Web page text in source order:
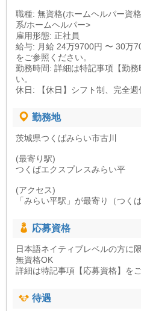
職種: 無資格(ホームヘルパー資
系/ホームヘルパー>
雇用形態: 正社員
給与: 月給 24万9700円 〜 30万
をご参照ください。
勤務時間: 詳細は特記事項【勤
い。
休日: 【休日】シフト制、完全週
勤務地
茨城県つくばみらい市古川
(最寄り駅)
つくばエクスプレスみらい平
(アクセス)
「みらい平駅」が最寄り（つく
応募資格
日本語ネイティブレベルの方に
無資格OK
詳細は特記事項【応募資格】を
待遇